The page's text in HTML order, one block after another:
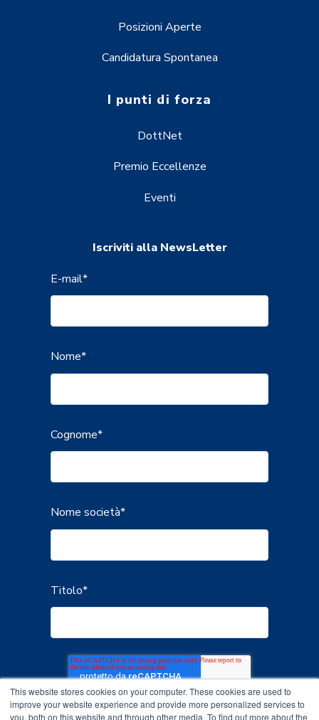
This website stores cookies on your computer. These cookies are used to
improve your website experience and provide more personalized services to
you, both on this website and through other media. To find out more about the
Posizioni Aperte
Candidatura Spontanea
I punti di forza
DottNet
Premio Eccellenze
Eventi
Iscriviti alla NewsLetter
E-mail*
Nome*
Cognome*
Nome società*
Titolo*